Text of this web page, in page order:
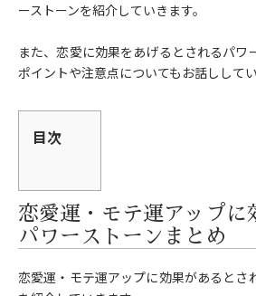
ーストーンを紹介していきます。
また、恋愛に効果をあげるとされるパワ
ポイントや注意点についてもお話ししてい
目次
恋愛運・モテ運アップに
パワーストーンまとめ
恋愛運・モテ運アップに効果があるとさ